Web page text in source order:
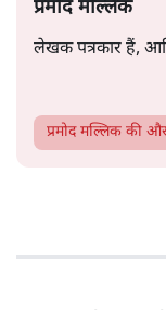
प्रमोद मल्लिक
लेखक पत्रकार हैं,
प्रमोद मल्लिक की और